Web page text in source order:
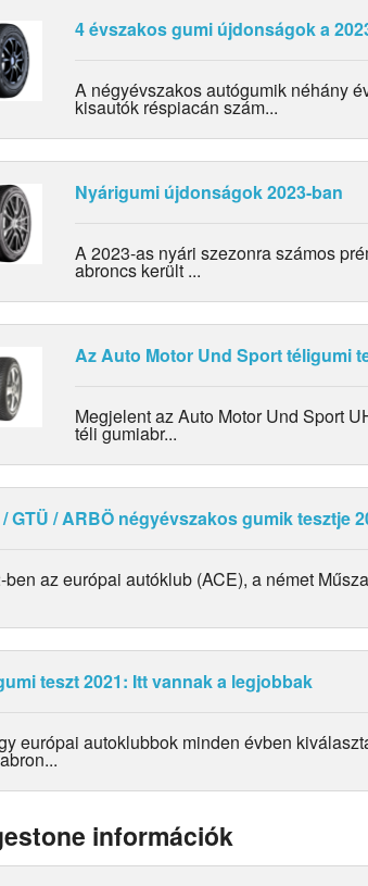
4 évszakos gumi újdonságok a
A négyévszakos autógumik néhány
kisautók réspiacán szám...
Nyárigumi újdonságok 2023-ban
A 2023-as nyári szezonra számos
abroncs került ...
Az Auto Motor Und Sport téligumi
Megjelent az Auto Motor Und Sport
téli gumiabr...
GTÜ / ARBÖ négyévszakos gumik tesztje
ben az európai autóklub (ACE), a német
teszt 2021: Itt vannak a legjobbak
európai autoklubbok minden évben
információk